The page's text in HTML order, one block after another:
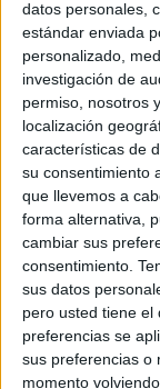
datos personales,
estándar enviada
personalizado,
investigación de
permiso, nosotros
localización
características de
su consentimiento
que llevemos a
forma alternativa,
cambiar sus
consentimiento.
sus datos
pero usted tiene el
preferencias se
sus preferencias o
momento